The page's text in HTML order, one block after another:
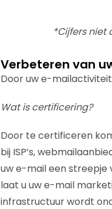
*Cijfers niet
Verbeteren van
Door uw e-
Wat is certificering?
Door te certificeren
bij ISP’s,
uw e-mail een streepje
laat u uw e-mail
infrastructuur wordt